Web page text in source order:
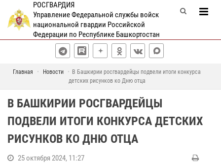
РОСГВАРДИЯ
Управление Федеральной службы войск
национальной гвардии Российской
Федерации по Республике Башкортостан
Главная Новости
В Башкирии росгвардейцы подвели итоги конкурса
детских рисунков ко Дню отца
В БАШКИРИИ РОСГВАРДЕЙЦЫ
ПОДВЕЛИ ИТОГИ КОНКУРСА ДЕТСКИХ
РИСУНКОВ КО ДНЮ ОТЦА
25 октября 2024, 11:27